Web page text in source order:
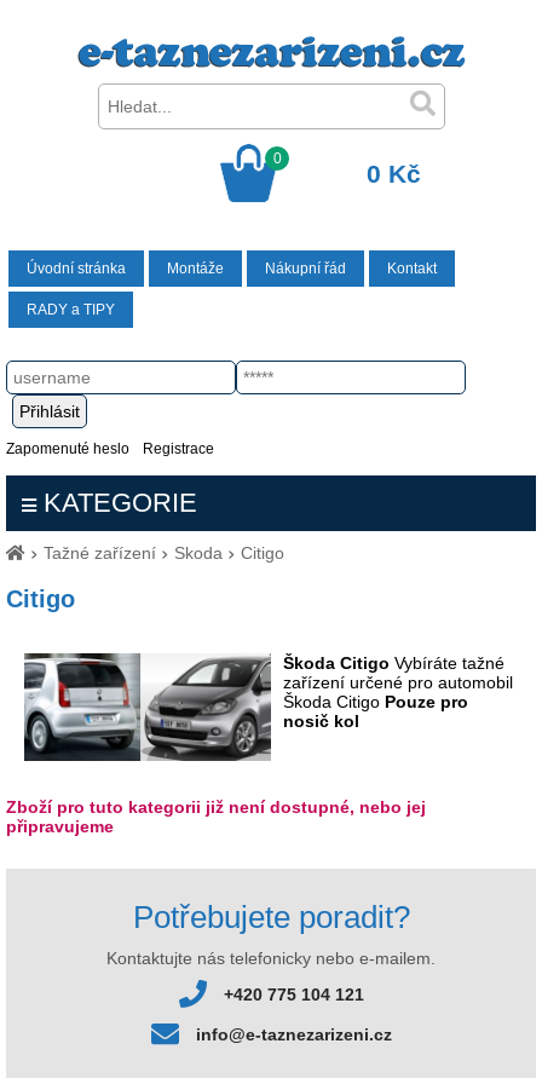
0
0 Kč
Úvodní stránka Montáže Nákupní řád Kontakt
RADY a TIPY
Zapomenuté heslo Registrace
KATEGORIE
Tažné zařízení Skoda Citigo
Citigo
Škoda Citigo Vybíráte tažné
zařízení určené pro automobil
Škoda Citigo Pouze pro
nosič kol
Zboží pro tuto kategorii již není dostupné, nebo jej
připravujeme
Potřebujete poradit?
Kontaktujte nás telefonicky nebo e-mailem.
+420 775 104 121
info@e-taznezarizeni.cz